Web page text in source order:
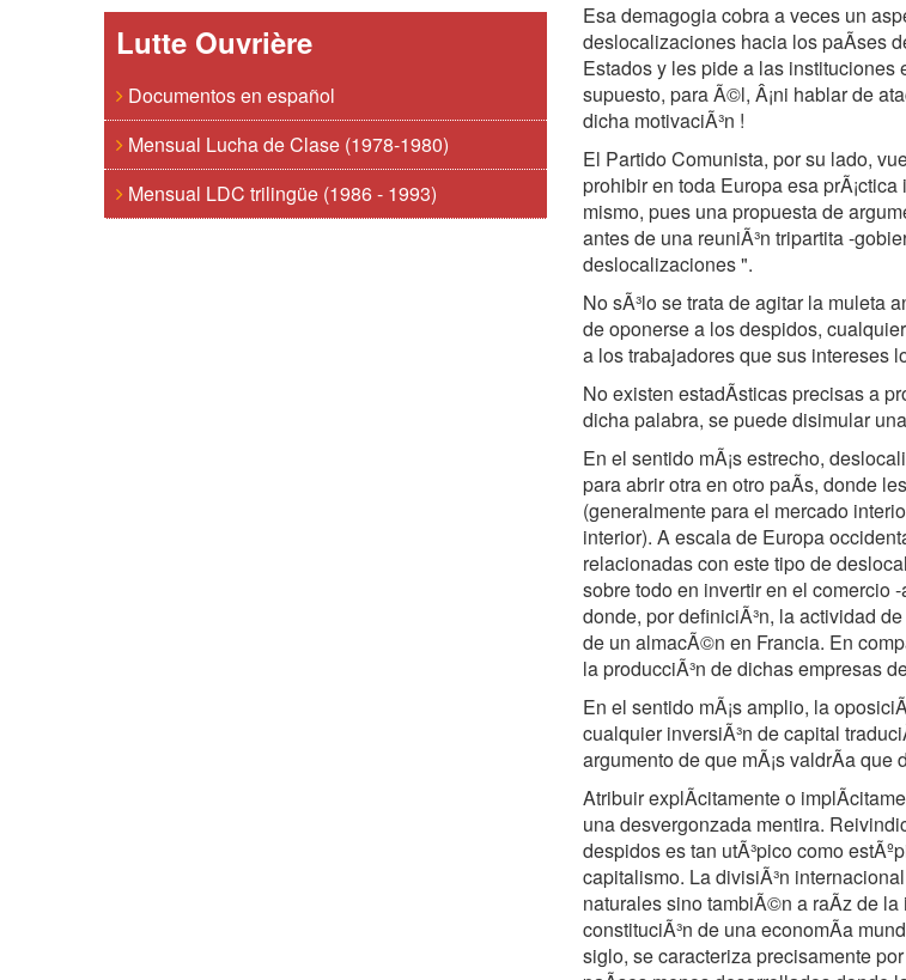
Lutte Ouvrière
Documentos en español
Mensual Lucha de Clase (1978-1980)
Mensual LDC trilingüe (1986 - 1993)
Esa demagogia cobra a veces un
deslocalizaciones hacia los paÃses
Estados y les pide a las
supuesto, para Ã©l, Â¡ni hablar de
dicha motivaciÃ³n !
El Partido Comunista, por su lado,
prohibir en toda Europa esa
mismo, pues una propuesta de
antes de una reuniÃ³n tripartita -
deslocalizaciones ".
No sÃ³lo se trata de agitar la muleta
de oponerse a los despidos,
a los trabajadores que sus intereses
No existen estadÃsticas precisas a
dicha palabra, se puede disimular
En el sentido mÃ¡s estrecho,
para abrir otra en otro paÃs, donde
(generalmente para el mercado
interior). A escala de Europa
relacionadas con este tipo de
sobre todo en invertir en el comercio
donde, por definiciÃ³n, la actividad
de un almacÃ©n en Francia. En
la producciÃ³n de dichas empresas
En el sentido mÃ¡s amplio, la
cualquier inversiÃ³n de capital
argumento de que mÃ¡s valdrÃa
Atribuir explÃcitamente o
una desvergonzada mentira.
despidos es tan utÃ³pico como
capitalismo. La divisiÃ³n
naturales sino tambiÃ©n a raÃz de
constituciÃ³n de una economÃa
siglo, se caracteriza precisamente